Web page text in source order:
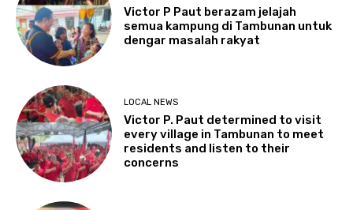
Victor P Paut berazam jelajah
semua kampung di Tambunan untuk
dengar masalah rakyat
LOCAL NEWS
Victor P. Paut determined to visit
every village in Tambunan to meet
residents and listen to their
concerns